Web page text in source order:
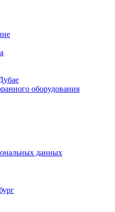
оборудования
данных